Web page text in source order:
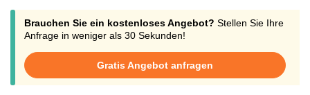
großen Druckfläche und der hochwertigen Materialien sind
bedruckte Regenschirme langlebig und robust, ideal als
Streuartikel oder als besonderes Werbegeschenk für
verschiedenen Designs wählen und die Schirme individuell
bedrucken lassen. Vom robusten Stockschirm mit Rundhakengriff
bis zum praktischen Taschenschirm, jeder Regenschirm bietet
Brauchen Sie ein kostenloses Angebot? Stellen Sie Ihre
Anfrage in weniger als 30 Sekunden!
Gratis Angebot anfragen